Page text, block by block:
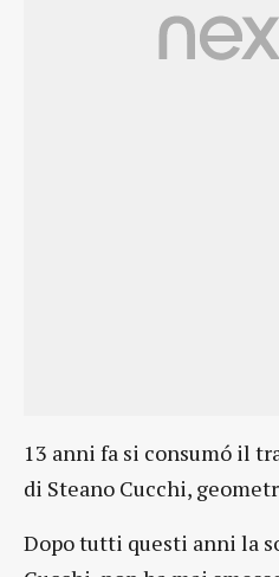
13 anni fa si consumó il
di Steano Cucchi,
Dopo tutti questi anni la